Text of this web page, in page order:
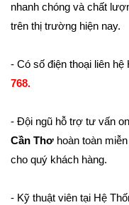
nhanh chóng và chất
trên thị trường hiện nay.
- Có số điện thoại liên hệ
768.
- Đội ngũ hỗ trợ tư vấn
Cần Thơ hoàn toàn
cho quý khách hàng.
- Kỹ thuật viên tại Hệ